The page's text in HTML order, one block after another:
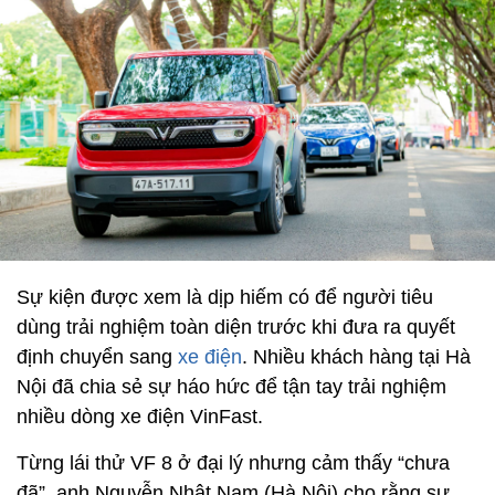
Sự kiện được xem là dịp hiếm có để người tiêu
dùng trải nghiệm toàn diện trước khi đưa ra quyết
định chuyển sang xe điện. Nhiều khách hàng tại Hà
Nội đã chia sẻ sự háo hức để tận tay trải nghiệm
nhiều dòng xe điện VinFast.
Từng lái thử VF 8 ở đại lý nhưng cảm thấy “chưa